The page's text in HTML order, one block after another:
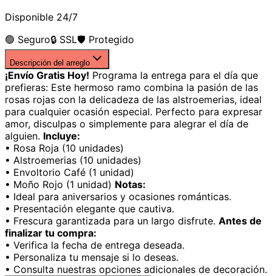
Disponible 24/7
🟢 Seguro🔒 SSL🛡️ Protegido
Descripción del arreglo
¡Envío Gratis Hoy! Programa la entrega para el día que
prefieras: Este hermoso ramo combina la pasión de las
rosas rojas con la delicadeza de las alstroemerias, ideal
para cualquier ocasión especial. Perfecto para expresar
amor, disculpas o simplemente para alegrar el día de
alguien. Incluye:
• Rosa Roja (10 unidades)
• Alstroemerias (10 unidades)
• Envoltorio Café (1 unidad)
• Moño Rojo (1 unidad) Notas:
• Ideal para aniversarios y ocasiones románticas.
• Presentación elegante que cautiva.
• Frescura garantizada para un largo disfrute. Antes de
finalizar tu compra:
• Verifica la fecha de entrega deseada.
• Personaliza tu mensaje si lo deseas.
• Consulta nuestras opciones adicionales de decoración.